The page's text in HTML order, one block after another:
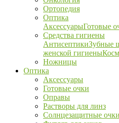
Ортопедия
Оптика
АксессуарыГотовые
Средства гигиены
АнтисептикиЗубные
женской гигиены
Ножницы
Оптика
Аксессуары
Готовые очки
Оправы
Растворы для линз
Солнцезащитные очки